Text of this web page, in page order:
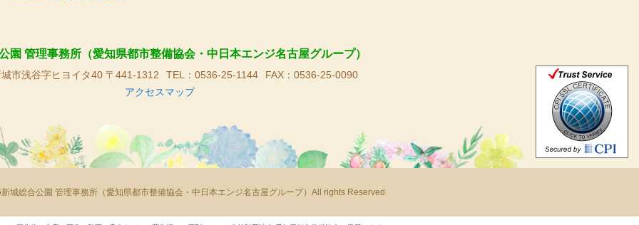
園 管理事務所（愛知県都市整備協会・中日本エンジ名古屋グループ）
市浅谷字ヒヨイタ40 〒441-1312 TEL：0536-25-1144
FAX：0536-25-0090
アクセスマップ
城総合公園 管理事務所（愛知県都市整備協会・中日本エンジ名古屋グループ）All rights Reserved.